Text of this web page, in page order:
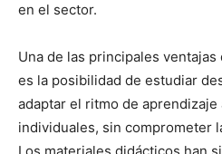
en el sector.
Una de las principales
es la posibilidad de estudiar
adaptar el ritmo de aprendizaje
individuales, sin comprometer